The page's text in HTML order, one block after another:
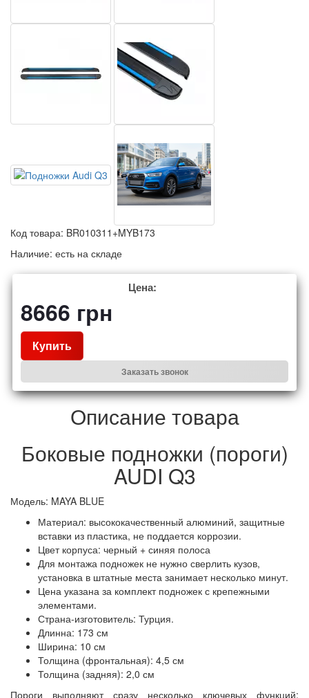
Код товара: BR010311+MYB173
Наличие: есть на складе
Цена:
8666 грн
Купить
Заказать звонок
Описание товара
Боковые подножки (пороги)
AUDI Q3
Модель: MAYA BLUE
Материал: высококачественный алюминий, защитные
вставки из пластика, не поддается коррозии.
Цвет корпуса: черный + синяя полоса
Для монтажа подножек не нужно сверлить кузов,
установка в штатные места занимает несколько минут.
Цена указана за комплект подножек с крепежными
элементами.
Страна-изготовитель: Турция.
Длинна: 173 см
Ширина: 10 см
Толщина (фронтальная): 4,5 см
Толщина (задняя): 2,0 см
Пороги выполняют сразу несколько ключевых функций: